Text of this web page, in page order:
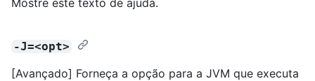
-J=<opt>
[Avançado] Forneça a opção para a JVM que executa